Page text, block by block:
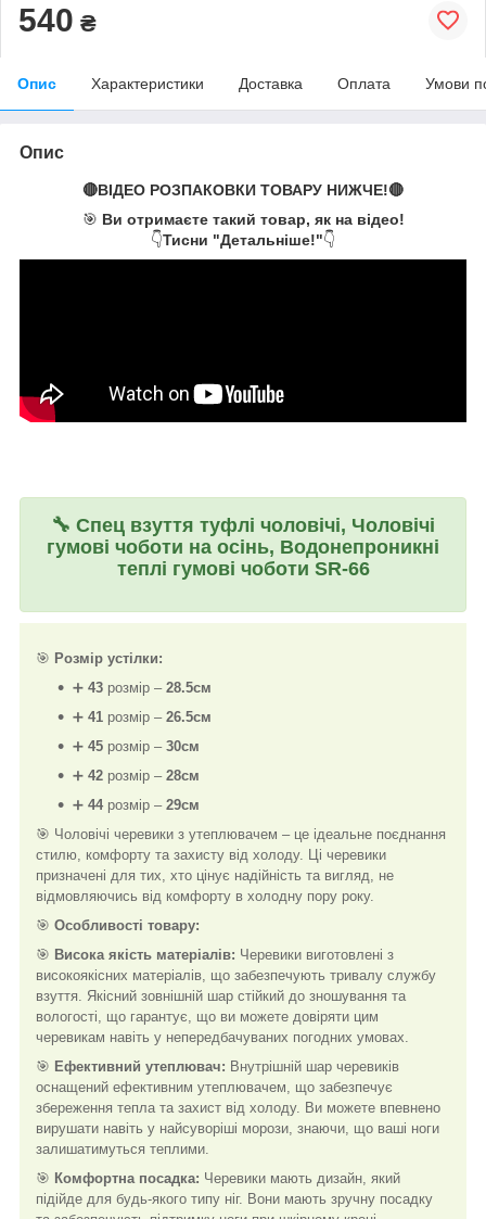
540 ₴
Опис Характеристики Доставка Оплата Умови
Опис
🔴ВІДЕО РОЗПАКОВКИ ТОВАРУ НИЖЧЕ!🔴
🎯 Ви отримаєте такий товар, як на відео!
👇Тисни "Детальніше!"👇
🔧 Спец взуття туфлі чоловічі, Чоловічі
гумові чоботи на осінь, Водонепроникні
теплі гумові чоботи SR-66
🎯 Розмір устілки:
➕ 43 розмір – 28.5см
➕ 41 розмір – 26.5см
➕ 45 розмір – 30см
➕ 42 розмір – 28см
➕ 44 розмір – 29см
🎯 Чоловічі черевики з утеплювачем – це ідеальне поєднання
стилю, комфорту та захисту від холоду. Ці черевики
призначені для тих, хто цінує надійність та вигляд, не
відмовляючись від комфорту в холодну пору року.
🎯 Особливості товару:
🎯 Висока якість матеріалів: Черевики виготовлені з
високоякісних матеріалів, що забезпечують тривалу службу
взуття. Якісний зовнішній шар стійкий до зношування та
вологості, що гарантує, що ви можете довіряти цим
черевикам навіть у непередбачуваних погодних умовах.
🎯 Ефективний утеплювач: Внутрішній шар черевиків
оснащений ефективним утеплювачем, що забезпечує
збереження тепла та захист від холоду. Ви можете впевнено
вирушати навіть у найсуворіші морози, знаючи, що ваші ноги
залишатимуться теплими.
🎯 Комфортна посадка: Черевики мають дизайн, який
підійде для будь-якого типу ніг. Вони мають зручну посадку